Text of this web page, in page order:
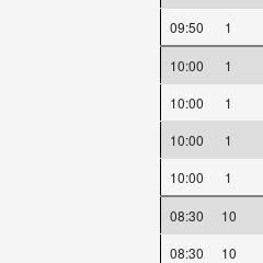
09:50
1
10:00 1
10:00
1
10:00
1
10:00
1
08:30 10
08:30
10